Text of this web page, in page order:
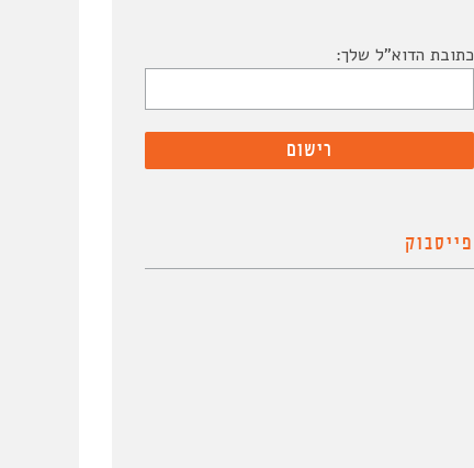
כתובת הדוא"ל שלך:
פייסבוק